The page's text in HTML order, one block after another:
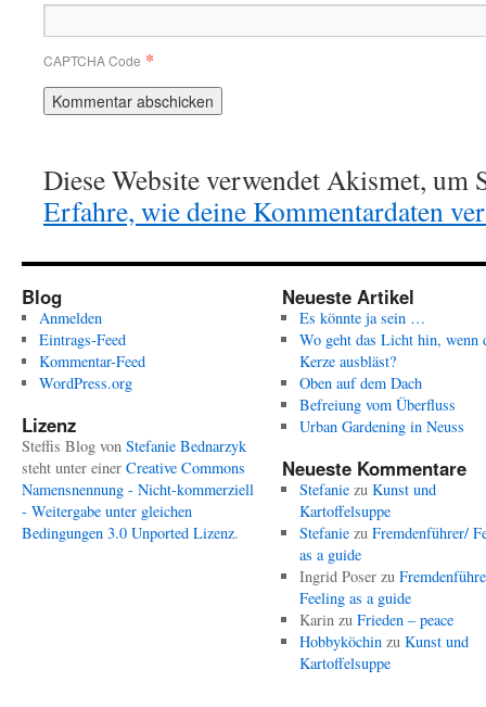
CAPTCHA Code *
Diese Website verwendet Akismet, um
Erfahre, wie deine Kommentardaten
Blog
Anmelden
Eintrags-Feed
Kommentar-Feed
WordPress.org
Lizenz
Steffis Blog von Stefanie Bednarzyk
steht unter einer Creative Commons
Namensnennung - Nicht-kommerziell
- Weitergabe unter gleichen
Bedingungen 3.0 Unported Lizenz.
Neueste Artikel
Es könnte ja sein …
Wo geht das Licht hin, wenn
Kerze ausbläst?
Oben auf dem Dach
Befreiung vom Überfluss
Urban Gardening in Neuss
Neueste Kommentare
Stefaniezu Kunst und
Kartoffelsuppe
Stefaniezu Fremdenführer/
as a guide
Ingrid Poserzu
Feeling as a guide
Karinzu Frieden – peace
Hobbyköchinzu Kunst und
Kartoffelsuppe